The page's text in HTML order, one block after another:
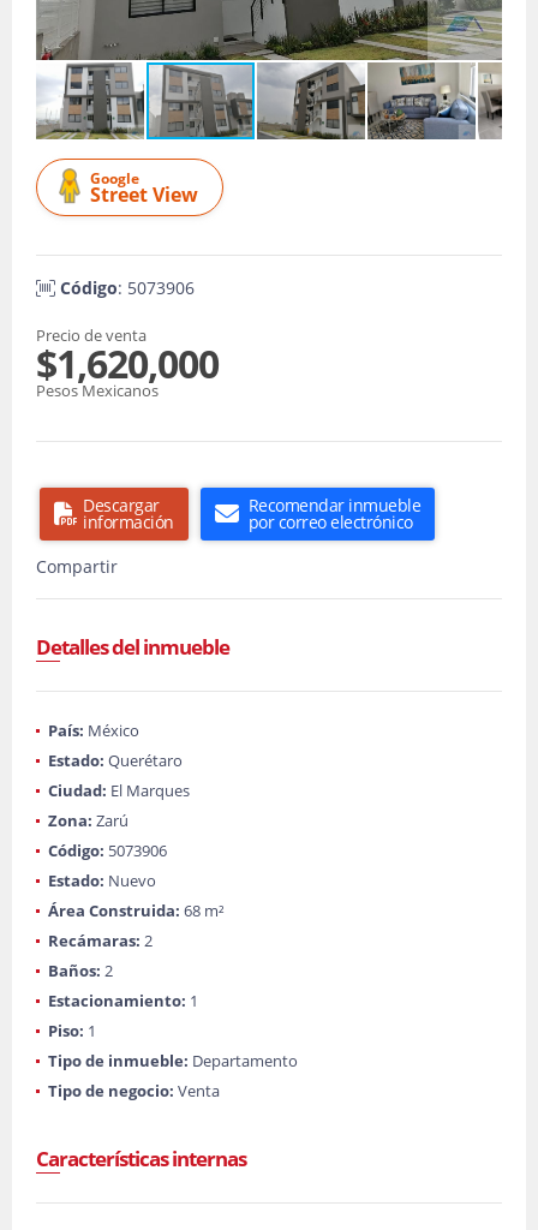
Google
Street View
Código: 5073906
Precio de venta
$1,620,000
Pesos Mexicanos
Descargar
información
Recomendar inmueble
por correo electrónico
Compartir
Detalles del inmueble
País: México
Estado: Querétaro
Ciudad: El Marques
Zona: Zarú
Código: 5073906
Estado: Nuevo
Área Construida: 68 m²
Recámaras: 2
Baños: 2
Estacionamiento: 1
Piso: 1
Tipo de inmueble: Departamento
Tipo de negocio: Venta
Características internas